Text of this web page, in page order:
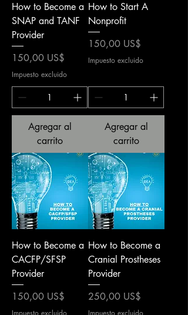
How to Become a
SNAP and TANF
Provider
Precio
150,00 US$
Impuesto excluido
Agregar al
carrito
How to Start A
Nonprofit
Precio
150,00 US$
Impuesto excluido
Agregar al
carrito
How to Become a
CACFP/SFSP
Provider
Precio
150,00 US$
How to Become a
Cranial Prostheses
Provider
Precio
250,00 US$